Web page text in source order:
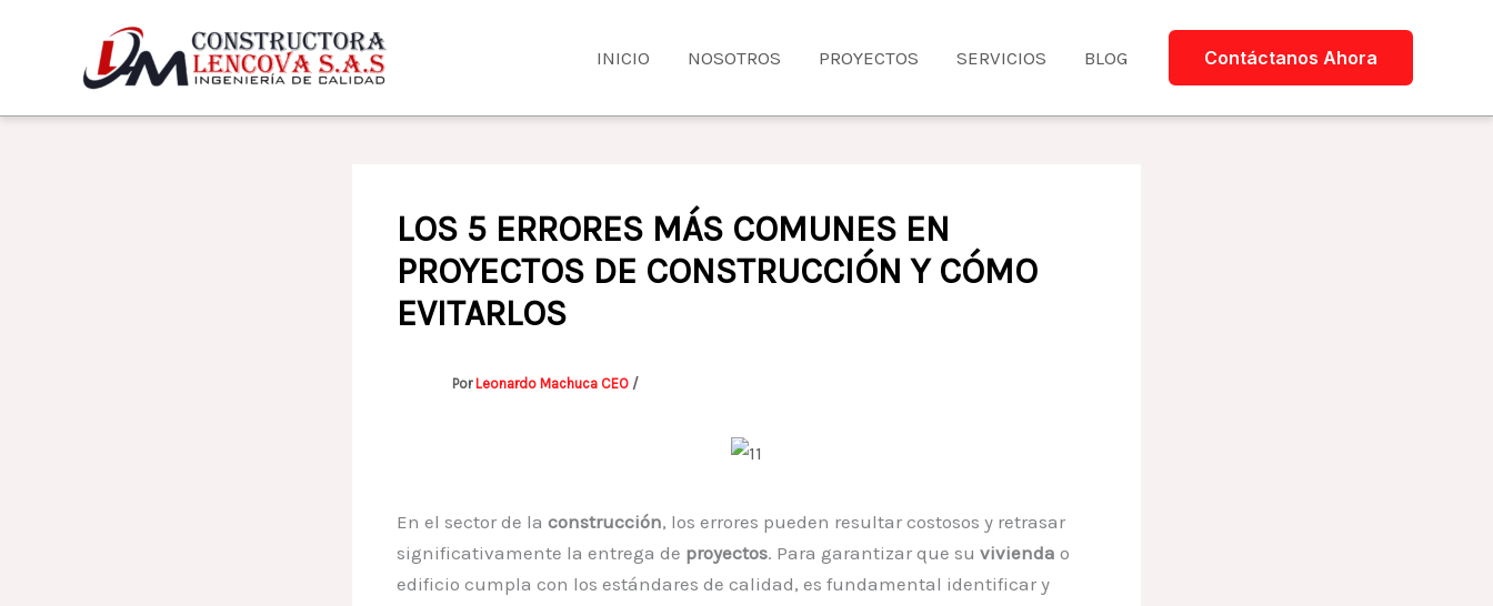
INICIO NOSOTROS PROYECTOS SERVICIOS BLOG Contáctanos Ahora
LOS 5 ERRORES MÁS COMUNES EN
PROYECTOS DE CONSTRUCCIÓN Y CÓMO
EVITARLOS
Por Leonardo Machuca CEO /
En el sector de la construcción, los errores pueden resultar costosos y retrasar
significativamente la entrega de proyectos. Para garantizar que su vivienda o
edificio cumpla con los estándares de calidad, es fundamental identificar y